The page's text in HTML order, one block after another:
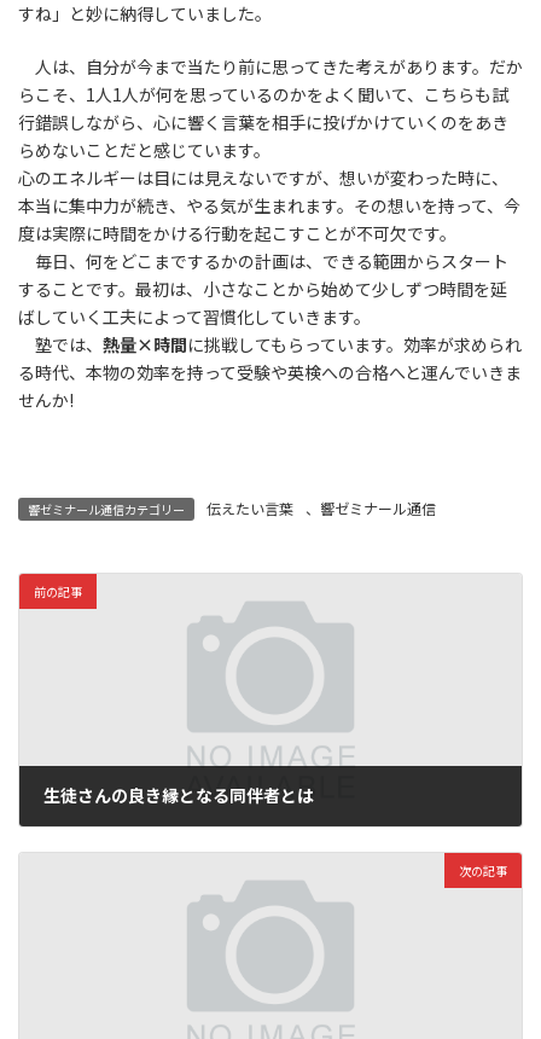
すね」と妙に納得していました。
人は、自分が今まで当たり前に思ってきた考えがあります。だか
らこそ、1人1人が何を思っているのかをよく聞いて、こちらも試
行錯誤しながら、心に響く言葉を相手に投げかけていくのをあき
らめないことだと感じています。
心のエネルギーは目には見えないですが、想いが変わった時に、
本当に集中力が続き、やる気が生まれます。その想いを持って、今
度は実際に時間をかける行動を起こすことが不可欠です。
毎日、何をどこまでするかの計画は、できる範囲からスタート
することです。最初は、小さなことから始めて少しずつ時間を延
ばしていく工夫によって習慣化していきます。
塾では、 熱量×時間に挑戦してもらっています。効率が求められ
る時代、本物の効率を持って受験や英検への合格へと運んでいきま
せんか!
響ゼミナール通信カテゴリー 伝えたい言葉 、 響ゼミナール通信
前の記事
生徒さんの良き縁となる同伴者とは
次の記事